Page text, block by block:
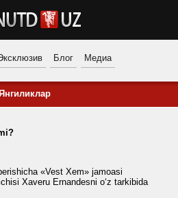
Блог Медиа
«Vest Xem» jamoasi
Xaveru Ernandesni o‘z tarkibida